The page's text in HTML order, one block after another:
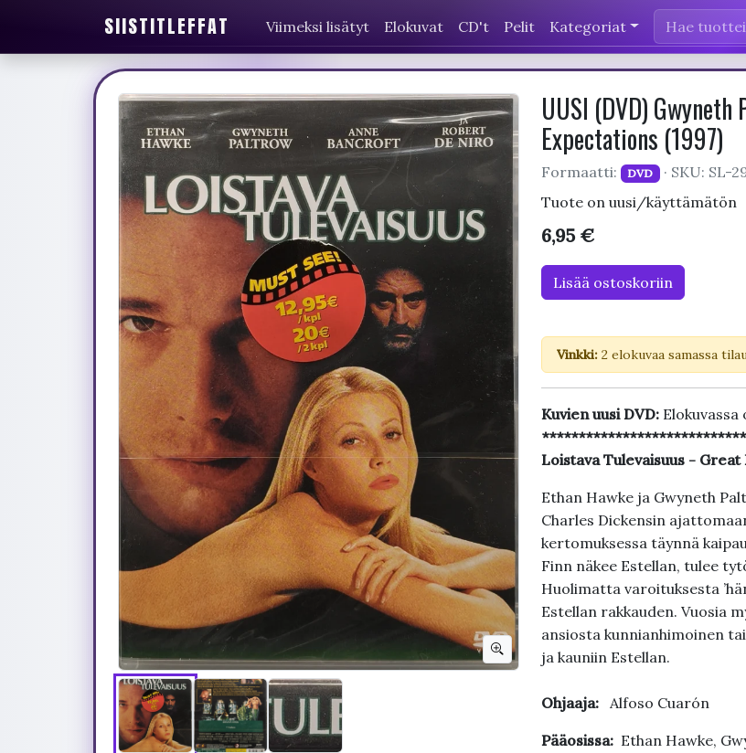
SIISTITLEFFAT Viimeksi lisätyt Elokuvat CD't Pelit Kategoriat
UUSI (DVD)
Expectations (1997)
Formaatti: DVD
· SKU: SL-
Tuote on uusi/käyttämätön
6,95 €
Lisää ostoskoriin
Vinkki:2 elokuvaa samassa
Kuvien uusi DVD:
Loistava Tulevaisuus - Great
Ethan Hawke ja Gwyneth
Charles Dickensin
kertomuksessa täynnä
Finn näkee Estellan, tulee
Huolimatta varoituksesta
Estellan rakkauden. Vuosia
ansiosta kunnianhimoinen
ja kauniin Estellan.
Ohjaaja: Alfoso Cuarón
Pääosissa: Ethan Hawke,